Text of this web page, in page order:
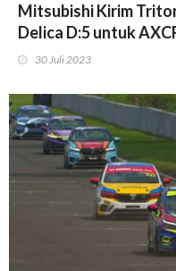
Mitsubishi Kirim
Delica D:5 untuk
30 Juli 2023